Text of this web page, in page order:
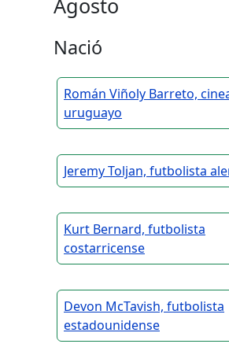
Agosto
Nació
Román Viñoly Barreto,
uruguayo
Jeremy Toljan, futbolista
Kurt Bernard, futbolista
costarricense
Devon McTavish, futbolista
estadounidense